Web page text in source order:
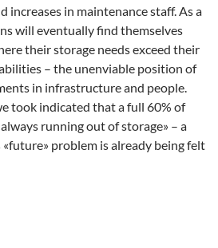
increases in maintenance staff. As a
will eventually find themselves
their storage needs exceed their
– the unenviable position of
in infrastructure and people.
took indicated that a full 60% of
running out of storage» – a
problem is already being felt